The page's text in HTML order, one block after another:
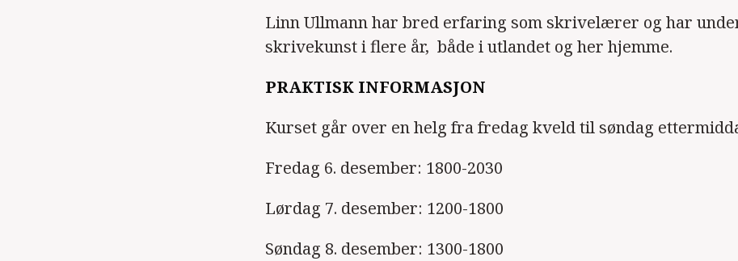
Linn Ullmann har bred erfaring som skrivelærer og har
skrivekunst i flere år, både i utlandet og her hjemme.
PRAKTISK INFORMASJON
Kurset går over en helg fra fredag kveld til søndag
Fredag 6. desember: 1800-2030
Lørdag 7. desember: 1200-1800
Søndag 8. desember: 1300-1800